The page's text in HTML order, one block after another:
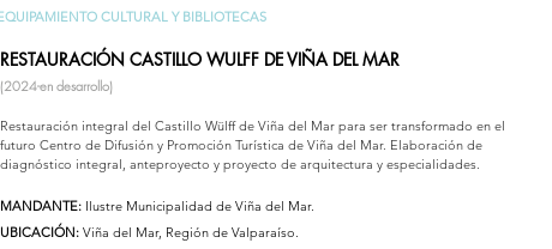
CULTURAL Y BIBLIOTECAS
RESTAURACIÓN CASTILLO WULFF DE VIÑA DEL MAR
(2024-en desarrollo)
Restauración integral del Castillo Wülff de Viña del Mar para ser transformado en el
futuro Centro de Difusión y Promoción Turística de Viña del Mar. Elaboración de
diagnóstico integral, anteproyecto y proyecto de arquitectura y especialidades.
MANDANTE: Ilustre Municipalidad de Viña del Mar.
UBICACIÓN: Viña del Mar, Región de Valparaíso.